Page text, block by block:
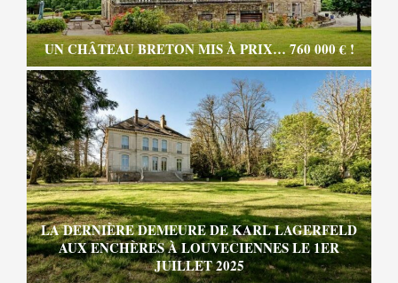
UN CHÂTEAU BRETON MIS À PRIX… 760 000 € !
LA DERNIÈRE DEMEURE DE KARL LAGERFELD
AUX ENCHÈRES À LOUVECIENNES LE 1ER
JUILLET 2025